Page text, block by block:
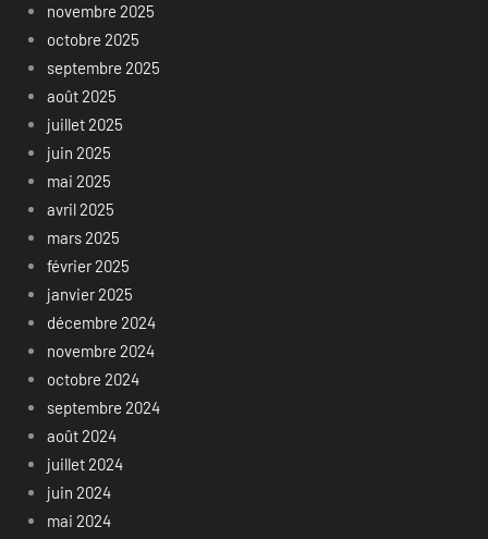
novembre 2025
octobre 2025
septembre 2025
août 2025
juillet 2025
juin 2025
mai 2025
avril 2025
mars 2025
février 2025
janvier 2025
décembre 2024
novembre 2024
octobre 2024
septembre 2024
août 2024
juillet 2024
juin 2024
mai 2024